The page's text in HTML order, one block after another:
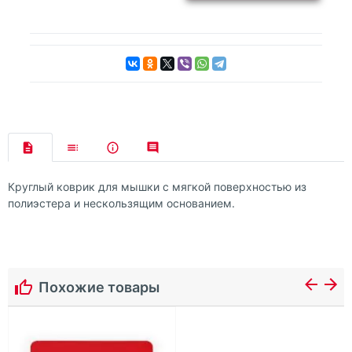
Круглый коврик для мышки с мягкой поверхностью из
полиэстера и нескользящим основанием.
Похожие товары